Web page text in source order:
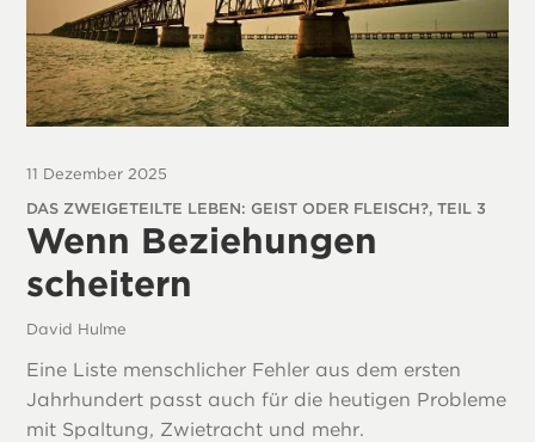
11 Dezember 2025
DAS ZWEIGETEILTE LEBEN: GEIST ODER FLEISCH?, TEIL 3
Wenn Beziehungen
scheitern
David Hulme
Eine Liste menschlicher Fehler aus dem ersten
Jahrhundert passt auch für die heutigen Probleme
mit Spaltung, Zwietracht und mehr.